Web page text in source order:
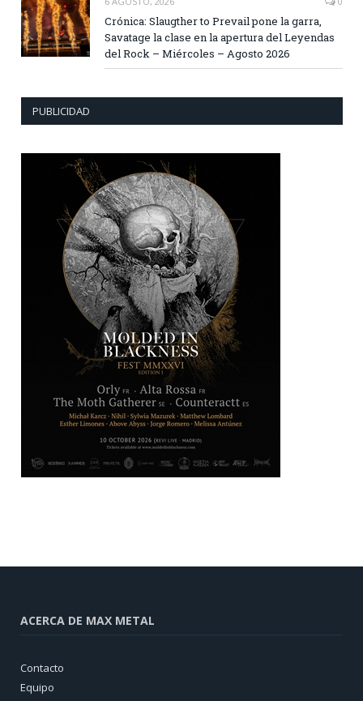
Crónica: Slaugther to Prevail pone la garra,
Savatage la clase en la apertura del Leyendas
del Rock – Miércoles – Agosto 2026
PUBLICIDAD
ACERCA DE MAX METAL
Contacto
Equipo